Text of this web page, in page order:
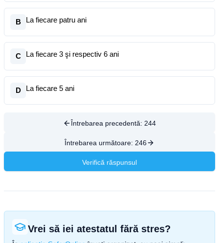
B La fiecare patru ani
C La fiecare 3 şi respectiv 6 ani
D La fiecare 5 ani
Întrebarea precedentă: 244
Întrebarea următoare: 246
Verifică răspunsul
Vrei să iei atestatul fără stres?